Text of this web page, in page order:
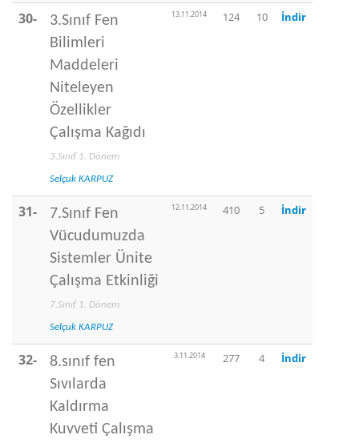
30-
3.Sınıf Fen
Bilimleri
Maddeleri
Niteleyen
Özellikler
Çalışma Kağıdı
3.Sınıf 1. Dönem
Selçuk KARPUZ
13.11.2014 124 10 İndir
31-
7.Sınıf Fen
Vücudumuzda
Sistemler Ünite
Çalışma Etkinliği
7.Sınıf 1. Dönem
Selçuk KARPUZ
12.11.2014 410 5 İndir
32-
8.sınıf fen
Sıvılarda
Kaldırma
Kuvveti Çalışma
3.11.2014 277 4 İndir